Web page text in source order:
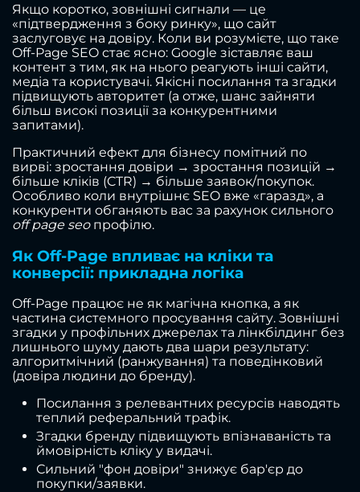
Якщо коротко, зовнішні сигнали — це
«підтвердження з боку ринку», що сайт
заслуговує на довіру. Коли ви розумієте, що таке
Off-Page SEO стає ясно: Google зіставляє ваш
контент з тим, як на нього реагують інші сайти,
медіа та користувачі. Якісні посилання та згадки
підвищують авторитет (а отже, шанс зайняти
більш високі позиції за конкурентними
запитами).
Практичний ефект для бізнесу помітний по
вирві: зростання довіри → зростання позицій →
більше кліків (CTR) → більше заявок/покупок.
Особливо коли внутрішнє SEO вже «гаразд», а
конкуренти обганяють вас за рахунок сильного
off page seoпрофілю.
Як Off-Page впливає на кліки та
конверсії: прикладна логіка
Off-Page працює не як магічна кнопка, а як
частина системного просування сайту. Зовнішні
згадки у профільних джерелах та лінкбілдинг без
лишнього шуму дають два шари результату:
алгоритмічний (ранжування) та поведінковий
(довіра людини до бренду).
Посилання з релевантних ресурсів наводять
теплий реферальний трафік.
Згадки бренду підвищують впізнаваність та
ймовірність кліку у видачі.
Сильний "фон довіри" знижує бар'єр до
покупки/заявки.